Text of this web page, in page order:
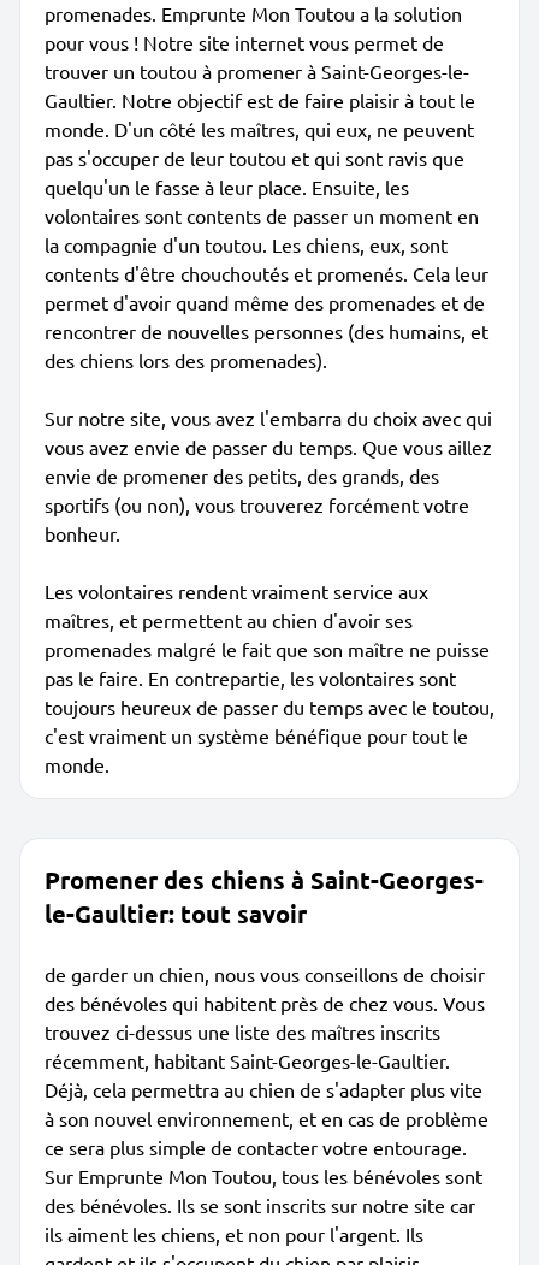
promenades. Emprunte Mon Toutou a la solution
pour vous ! Notre site internet vous permet de
trouver un toutou à promener à Saint-Georges-le-
Gaultier. Notre objectif est de faire plaisir à tout le
monde. D'un côté les maîtres, qui eux, ne peuvent
pas s'occuper de leur toutou et qui sont ravis que
quelqu'un le fasse à leur place. Ensuite, les
volontaires sont contents de passer un moment en
la compagnie d'un toutou. Les chiens, eux, sont
contents d'être chouchoutés et promenés. Cela leur
permet d'avoir quand même des promenades et de
rencontrer de nouvelles personnes (des humains, et
des chiens lors des promenades).
Sur notre site, vous avez l'embarra du choix avec qui
vous avez envie de passer du temps. Que vous aillez
envie de promener des petits, des grands, des
sportifs (ou non), vous trouverez forcément votre
bonheur.
Les volontaires rendent vraiment service aux
maîtres, et permettent au chien d'avoir ses
promenades malgré le fait que son maître ne puisse
pas le faire. En contrepartie, les volontaires sont
toujours heureux de passer du temps avec le toutou,
c'est vraiment un système bénéfique pour tout le
monde.
Promener des chiens à Saint-Georges-
le-Gaultier: tout savoir
de garder un chien, nous vous conseillons de choisir
des bénévoles qui habitent près de chez vous. Vous
trouvez ci-dessus une liste des maîtres inscrits
récemment, habitant Saint-Georges-le-Gaultier.
Déjà, cela permettra au chien de s'adapter plus vite
à son nouvel environnement, et en cas de problème
ce sera plus simple de contacter votre entourage.
Sur Emprunte Mon Toutou, tous les bénévoles sont
des bénévoles. Ils se sont inscrits sur notre site car
ils aiment les chiens, et non pour l'argent. Ils